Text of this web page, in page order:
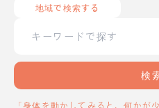
地域で検索する
検
「身体を動かしてみると、何かが